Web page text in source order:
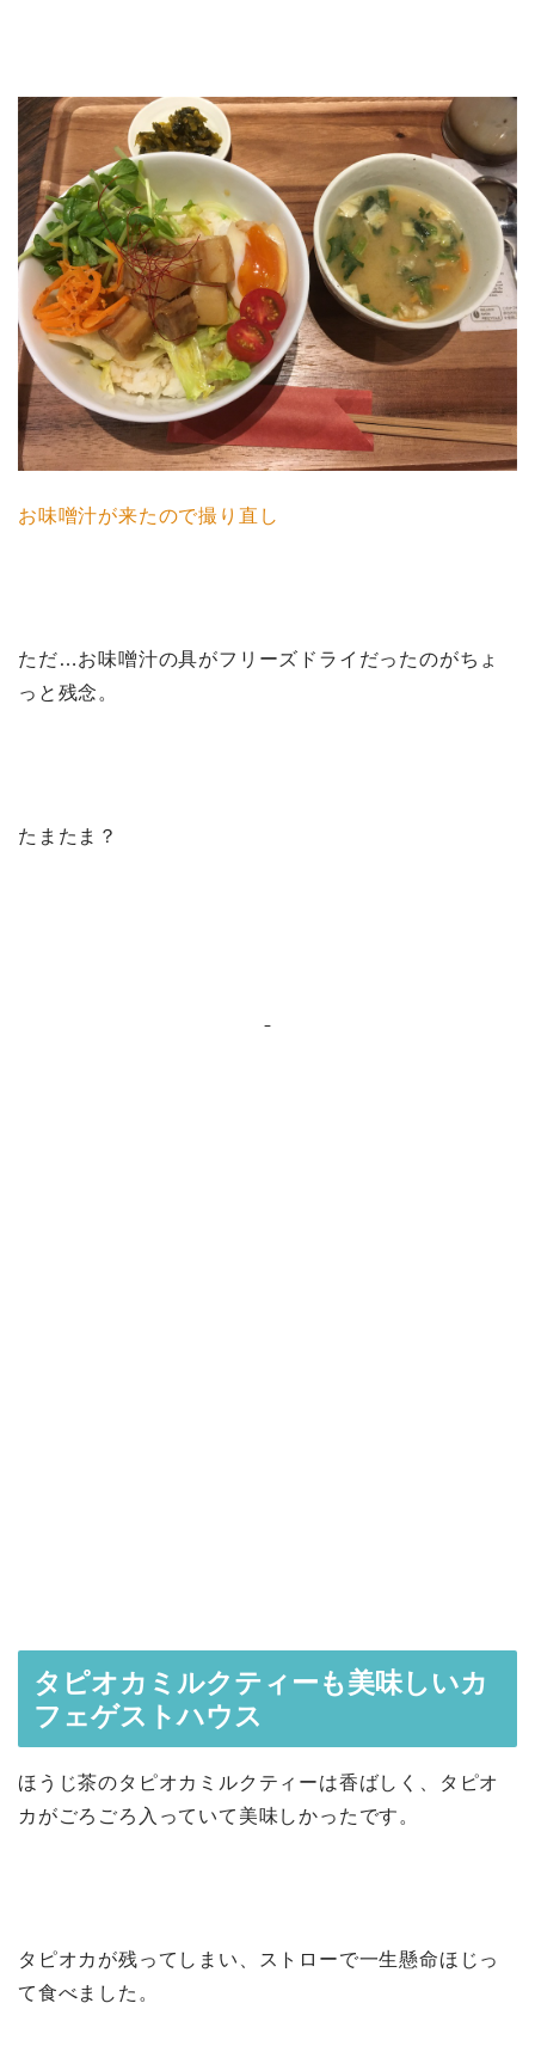
お味噌汁が来たので撮り直し
ただ…お味噌汁の具がフリーズドライだったのがちょ
っと残念。
たまたま？
タピオカミルクティーも美味しいカ
フェゲストハウス
ほうじ茶のタピオカミルクティーは香ばしく、タピオ
カがごろごろ入っていて美味しかったです。
タピオカが残ってしまい、ストローで一生懸命ほじっ
て食べました。